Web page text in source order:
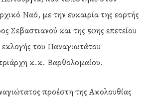
Ναό, με την ευκαιρία της εορτής
Σεβαστιανού και της 50ης επετείου
εκλογής του Παναγιωτάτου
κ.κ. Βαρθολομαίου.
προέστη της Ακολουθίας